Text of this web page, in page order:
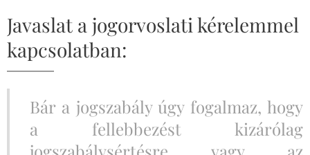
Javaslat a jogorvoslati kérelemmel
kapcsolatban:
Bár a jogszabály úgy fogalmaz, hogy
a fellebbezést kizárólag